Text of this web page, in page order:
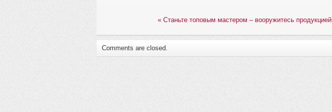
« Станьте топовым мастером – вооружитесь
Comments are closed.